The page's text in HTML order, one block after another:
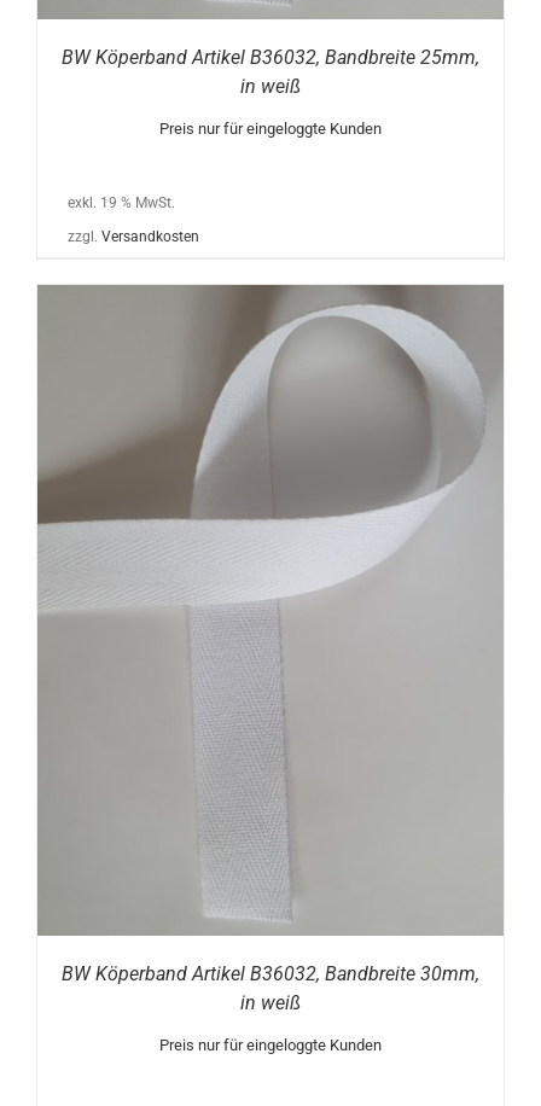
BW Köperband Artikel B36032, Bandbreite 25mm,
in weiß
Preis nur für eingeloggte Kunden
exkl. 19 % MwSt.
zzgl. Versandkosten
BW Köperband Artikel B36032, Bandbreite 30mm,
in weiß
Preis nur für eingeloggte Kunden